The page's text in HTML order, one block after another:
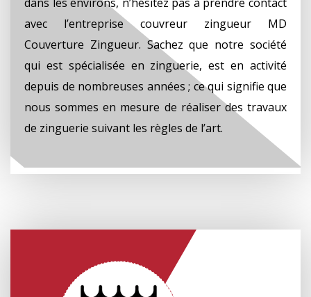
avec l’entreprise couvreur zingueur MD
Couverture Zingueur. Sachez que notre société
qui est spécialisée en zinguerie, est en activité
depuis de nombreuses années ; ce qui signifie que
nous sommes en mesure de réaliser des travaux
de zinguerie suivant les règles de l’art.